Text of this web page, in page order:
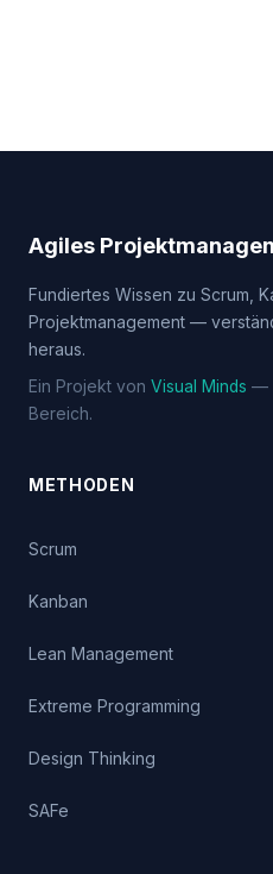
Agiles
Fundiertes Wissen zu Scrum,
Projektmanagement —
heraus.
Ein Projekt von Visual Minds —
Bereich.
METHODEN
Scrum
Kanban
Lean Management
Extreme Programming
Design Thinking
SAFe